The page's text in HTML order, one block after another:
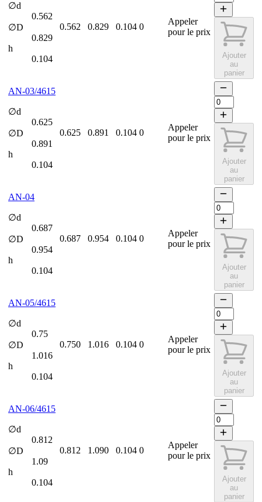
∅d
0.562
∅D
0.829
h
0.104
0.562 0.829 0.104 0
Appeler
pour le prix
Ajouter
au
panier
AN-03/4615
∅d
0.625
∅D
0.891
h
0.104
0.625 0.891 0.104 0
Appeler
pour le prix
Ajouter
au
panier
AN-04
∅d
0.687
∅D
0.954
h
0.104
0.687 0.954 0.104 0
Appeler
pour le prix
Ajouter
au
panier
AN-05/4615
∅d
0.75
∅D
1.016
h
0.104
0.750 1.016 0.104 0
Appeler
pour le prix
Ajouter
au
panier
AN-06/4615
∅d
0.812
∅D
1.09
h
0.104
0.812 1.090 0.104 0
Appeler
pour le prix
Ajouter
au
panier